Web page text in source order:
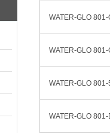
WATER-GLO 801-
WATER-GLO 801-
WATER-GLO 801-
WATER-GLO 801-